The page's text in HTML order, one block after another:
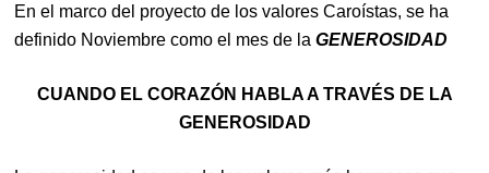
En el marco del proyecto de los valores Caroístas, se ha
definido Noviembre como el mes de la GENEROSIDAD
CUANDO EL CORAZÓN HABLA A TRAVÉS DE LA
GENEROSIDAD